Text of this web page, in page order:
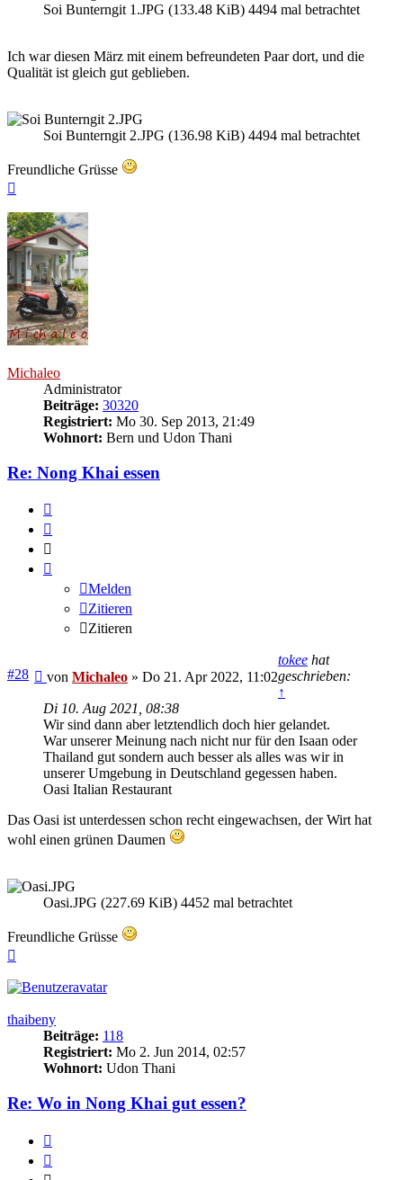
Soi Bunterngit 1.JPG (133.48 KiB) 4494 mal betrachtet
Ich war diesen März mit einem befreundeten Paar dort, und die
Qualität ist gleich gut geblieben.
Soi Bunterngit 2.JPG (136.98 KiB) 4494 mal betrachtet
Freundliche Grüsse
Michaleo
Administrator
Beiträge: 30320
Registriert: Mo 30. Sep 2013, 21:49
Wohnort: Bern und Udon Thani
Re: Nong Khai essen
Melden
Zitieren
Zitieren
#28 Beitrag
von Michaleo » Do 21. Apr 2022, 11:02
tokee hat
geschrieben:
↑
Di 10. Aug 2021, 08:38
Wir sind dann aber letztendlich doch hier gelandet.
War unserer Meinung nach nicht nur für den Isaan oder
Thailand gut sondern auch besser als alles was wir in
unserer Umgebung in Deutschland gegessen haben.
Oasi Italian Restaurant
Das Oasi ist unterdessen schon recht eingewachsen, der Wirt hat
wohl einen grünen Daumen
Oasi.JPG (227.69 KiB) 4452 mal betrachtet
Freundliche Grüsse
thaibeny
Beiträge: 118
Registriert: Mo 2. Jun 2014, 02:57
Wohnort: Udon Thani
Re: Wo in Nong Khai gut essen?